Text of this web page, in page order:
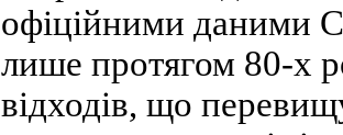
офіційними даними
лише протягом 80-х
відходів, що